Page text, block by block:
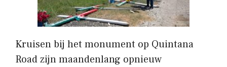
Kruisen bij het monument op Quintana
Road zijn maandenlang opnieuw